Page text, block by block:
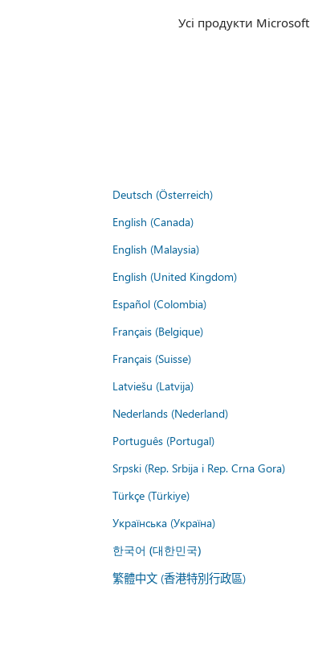
Усі продукти Microsoft
Deutsch (Österreich)
English (Canada)
English (Malaysia)
English (United Kingdom)
Español (Colombia)
Français (Belgique)
Français (Suisse)
Latviešu (Latvija)
Nederlands (Nederland)
Português (Portugal)
Srpski (Rep. Srbija i Rep. Crna Gora)
Türkçe (Türkiye)
Українська (Україна)
한국어 (대한민국)
繁體中文 (香港特別行政區)